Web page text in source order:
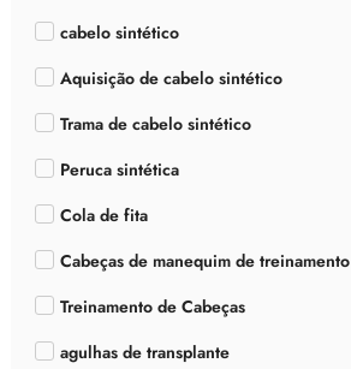
cabelo sintético
Aquisição de cabelo sintético
Trama de cabelo sintético
Peruca sintética
Cola de fita
Cabeças de manequim de treinamento
Treinamento de Cabeças
agulhas de transplante